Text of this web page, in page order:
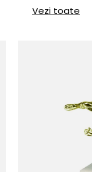
Vezi toate